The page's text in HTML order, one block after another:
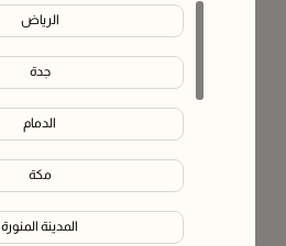
الرياض
جدة
الدمام
مكة
المدينة المنورة